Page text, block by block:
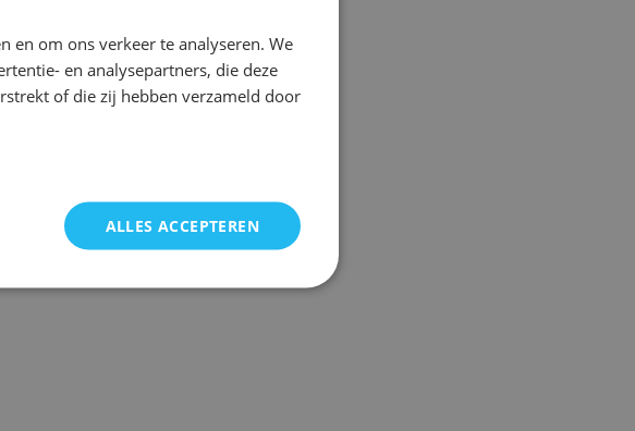
en om ons verkeer te analyseren. We
en analysepartners, die deze
of die zij hebben verzameld door
ALLES ACCEPTEREN